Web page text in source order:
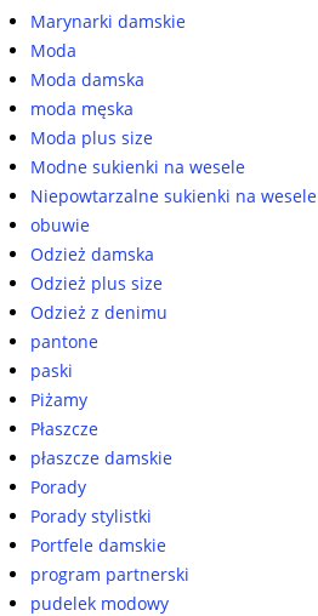
Marynarki damskie
Moda
Moda damska
moda męska
Moda plus size
Modne sukienki na wesele
Niepowtarzalne sukienki na wesele
obuwie
Odzież damska
Odzież plus size
Odzież z denimu
pantone
paski
Piżamy
Płaszcze
płaszcze damskie
Porady
Porady stylistki
Portfele damskie
program partnerski
pudelek modowy